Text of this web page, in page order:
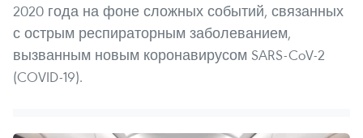
2020 года на фоне сложных событий, связанных
с острым респираторным заболеванием,
вызванным новым коронавирусом SARS-CoV-2
(COVID-19).